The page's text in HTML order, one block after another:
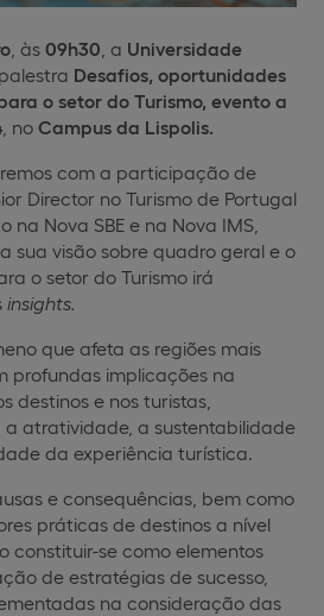
, às 09h30 , a Universidade
Desafios, oportunidades
o setor do Turismo, evento a
, no Campus da Lispolis.
com a participação de
Director no Turismo de Portugal
na Nova SBE e na Nova IMS,
sua visão sobre quadro geral e o
o setor do Turismo irá
insights.
que afeta as regiões mais
profundas implicações na
destinos e nos turistas,
atratividade, a sustentabilidade
da experiência turística.
e consequências, bem como
práticas de destinos a nível
constituir-se como elementos
de estratégias de sucesso,
na consideração das